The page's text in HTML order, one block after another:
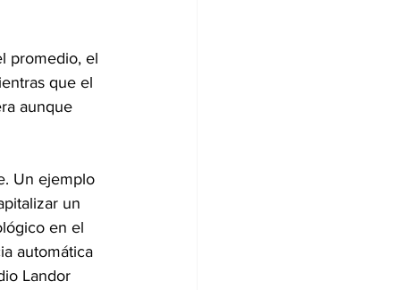
promedio, el
que el
aunque
Un ejemplo
un
en el
automática
Landor